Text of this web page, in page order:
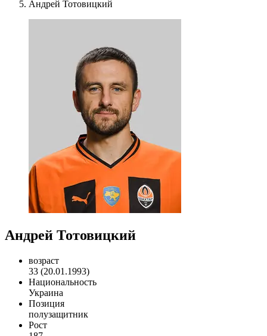
Андрей Тотовицкий
Андрей Тотовицкий
возраст
33 (20.01.1993)
Национальность
Украина
Позиция
полузащитник
Рост